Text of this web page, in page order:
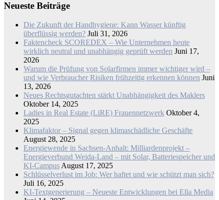
Neueste Beiträge
Die Zukunft der Handhygiene: Kann Wasser künftig
überflüssig werden? Juli 31, 2026
Faktencheck SCOREDEX – Wie Unternehmen heute
wirklich neutral und unabhängig geprüft werden Juni 17,
2026
Warum die Prüfung von Solarfirmen immer wichtiger wird –
und wie Verbraucher Risiken frühzeitig erkennen können Juni
13, 2026
Neues Rechtsgutachten stärkt Unabhängigkeit des Maklers
Oktober 14, 2025
Ladies in Real Estate (LiRE) Frauennetzwerk Oktober 4,
2025
Klimafaktor – Signal gegen klimaschädliche Geschäfte
August 28, 2025
Energiewende in Sachsen-Anhalt: Milliardenprojekt –
Energieverbund Weida-Land – mit Solar, Batteriespeicher und
KI-Campus August 17, 2025
Schlüsselverlust im Job: Wer haftet und wie schützt man sich?
Juli 16, 2025
KI-Textgenerierung – Neueste Entwicklungen bei Ella Media